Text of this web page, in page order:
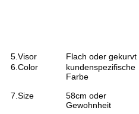
5.Visor
Flach oder gekurvt
6.Color
kundenspezifische
Farbe
7.Size
58cm oder
Gewohnheit